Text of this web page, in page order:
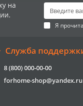
на
Я
Служба
8 (800) 000-00-00
forhome-shop@yandex.ru